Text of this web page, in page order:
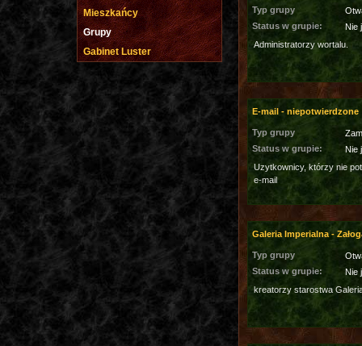
Typ grupy
Status w grupie:
Nie
Administratorzy wortalu.
E-mail - niepotwierdzone
Typ grupy
Status w grupie:
Nie
Uzytkownicy, którzy nie
e-mail
Galeria Imperialna -
Typ grupy
Status w grupie:
Nie
kreatorzy starostwa
Mieszkańcy
Grupy
Gabinet Luster